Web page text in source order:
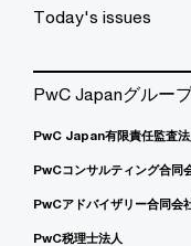
Today's issues
PwC Japanグルー
PwC Japan有限責任監査法
PwCコンサルティング合同
PwCアドバイザリー合同会
PwC税理士法人